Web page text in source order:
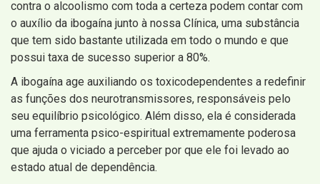
contra o alcoolismo com toda a certeza podem contar com
o auxílio da ibogaína junto à nossa Clínica, uma substância
que tem sido bastante utilizada em todo o mundo e que
possui taxa de sucesso superior a 80%.
A ibogaína age auxiliando os toxicodependentes a redefinir
as funções dos neurotransmissores, responsáveis pelo
seu equilíbrio psicológico. Além disso, ela é considerada
uma ferramenta psico-espiritual extremamente poderosa
que ajuda o viciado a perceber por que ele foi levado ao
estado atual de dependência.